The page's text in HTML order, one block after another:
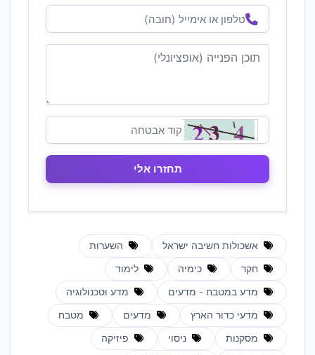
אשכולות חשיבה ישראל השערות
חקר כימיה לימוד
מדע במטבח - מדעים מדע וטכנולוגיה
מדעי כדור הארץ מדעים מטבח
מסקנות ניסוי פיזיקה